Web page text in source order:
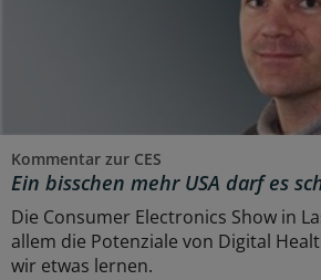
Kommentar zur CES
Ein bisschen mehr USA darf es
Die Consumer Electronics Show in
allem die Potenziale von Digital
wir etwas lernen.